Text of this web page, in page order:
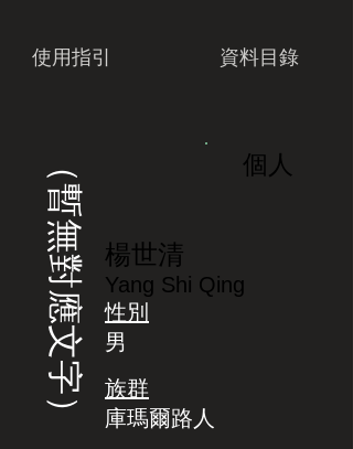
使用指引 資料目錄
（暫無對應文字） 個人
楊世清
Yang Shi Qing
性別
男
族群
庫瑪爾路人